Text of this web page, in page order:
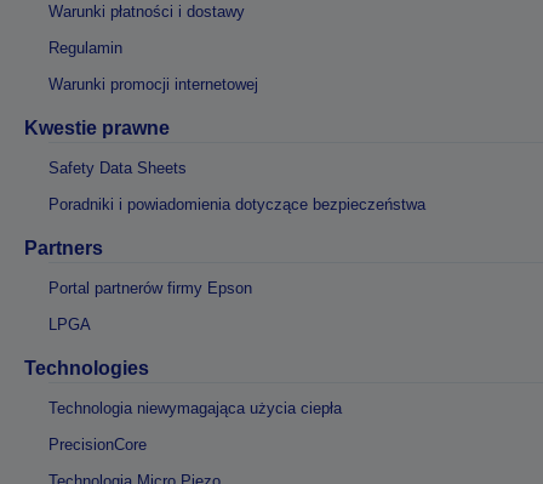
Warunki płatności i dostawy
Regulamin
Warunki promocji internetowej
Kwestie prawne
Safety Data Sheets
Poradniki i powiadomienia dotyczące bezpieczeństwa
Partners
Portal partnerów firmy Epson
LPGA
Technologies
Technologia niewymagająca użycia ciepła
PrecisionCore